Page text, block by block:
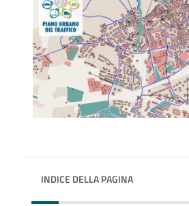
INDICE DELLA PAGINA